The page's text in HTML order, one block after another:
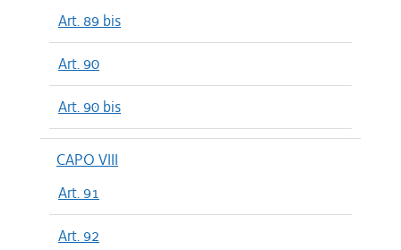
Art. 89 bis
Art. 90
Art. 90 bis
CAPO VIII
Art. 91
Art. 92